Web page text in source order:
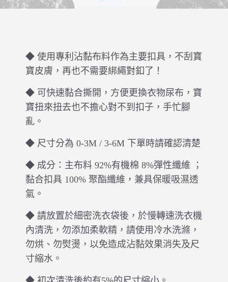
◆ 使用專利沾黏布料作為主要扣具，不刮寶
寶皮膚，再也不需要綁繩對釦了！
◆ 可快速黏合撕開，方便更換衣物尿布，寶
寶扭來扭去也不擔心對不到扣子，手忙腳
亂。
◆ 尺寸分為 0-3M / 3-6M 下單時請確認清楚
◆ 成分：主布料 92%有機棉 8%彈性纖維 ；
黏合扣具 100% 聚酯纖維，兼具保暖吸濕透
氣。
◆ 請放置於細密洗衣袋後，於慢轉速洗衣機
內清洗，勿添加柔軟精，請使用冷水洗滌，
勿烘、勿熨燙，以免造成沾黏效果消失及尺
寸縮水。